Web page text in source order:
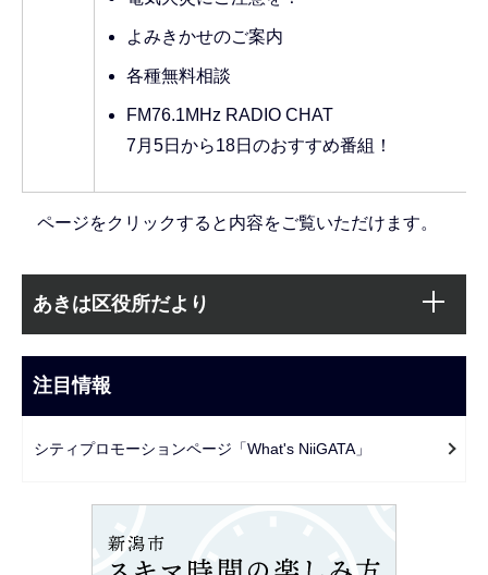
よみきかせのご案内
各種無料相談
FM76.1MHz RADIO CHAT
7月5日から18日のおすすめ番組！
ページをクリックすると内容をご覧いただけます。
文
こ
ま
で
ブ
ビ
ー
あきは区役所だより
注目情報
シティプロモーションページ「What's NiiGATA」